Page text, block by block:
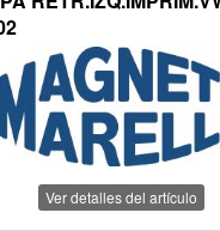
Ver detalles del artículo